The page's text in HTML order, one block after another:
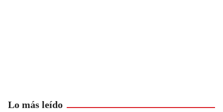
Lo más leído